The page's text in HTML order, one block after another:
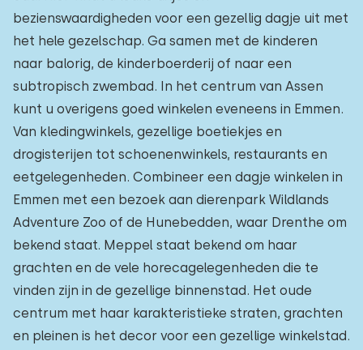
bezienswaardigheden voor een gezellig dagje uit met
het hele gezelschap. Ga samen met de kinderen
naar balorig, de kinderboerderij of naar een
subtropisch zwembad. In het centrum van Assen
kunt u overigens goed winkelen eveneens in Emmen.
Van kledingwinkels, gezellige boetiekjes en
drogisterijen tot schoenenwinkels, restaurants en
eetgelegenheden. Combineer een dagje winkelen in
Emmen met een bezoek aan dierenpark Wildlands
Adventure Zoo of de Hunebedden, waar Drenthe om
bekend staat. Meppel staat bekend om haar
grachten en de vele horecagelegenheden die te
vinden zijn in de gezellige binnenstad. Het oude
centrum met haar karakteristieke straten, grachten
en pleinen is het decor voor een gezellige winkelstad.